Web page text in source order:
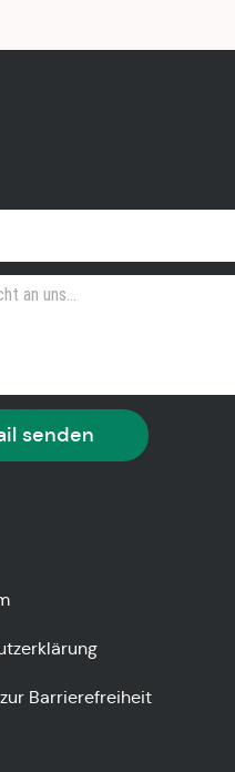
senden
Barrierefreiheit